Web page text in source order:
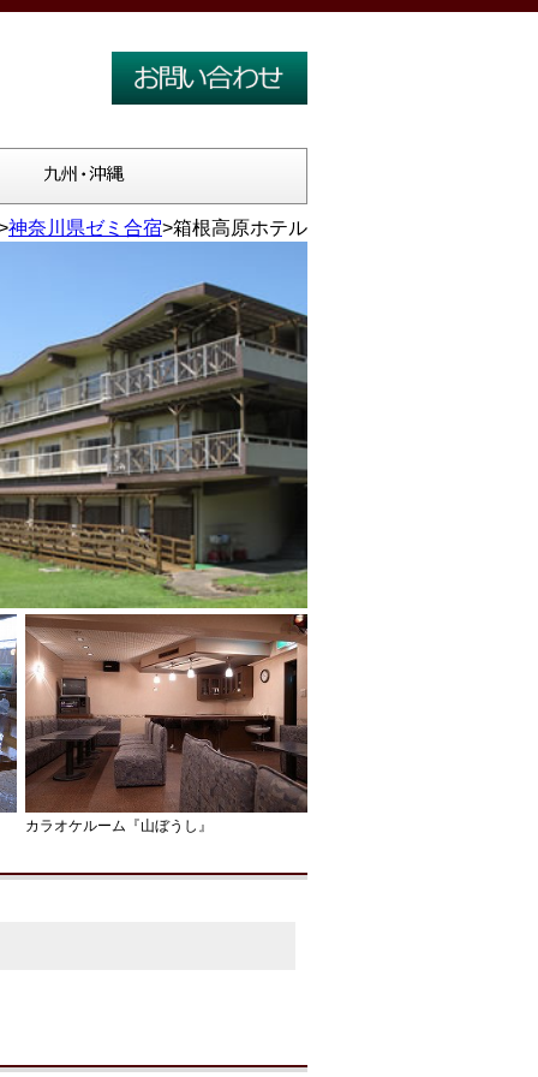
神奈川県ゼミ合宿>箱根高原ホテル
カラオケルーム『山ぼうし』